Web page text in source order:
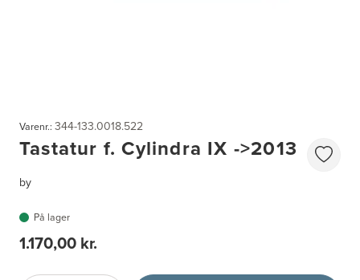
Varenr.: 344-133.0018.522
Tastatur f. Cylindra IX ->2013
by
På lager
1.170,00 kr.